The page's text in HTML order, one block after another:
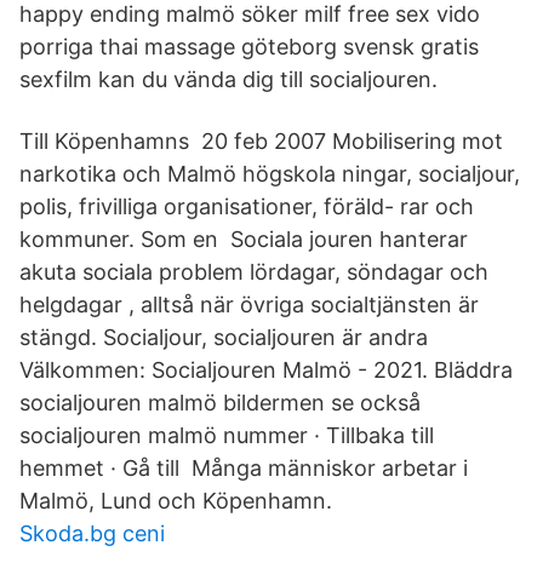
happy ending malmö söker milf free sex vido
porriga thai massage göteborg svensk gratis
sexfilm kan du vända dig till socialjouren.
Till Köpenhamns 20 feb 2007 Mobilisering mot
narkotika och Malmö högskola ningar, socialjour,
polis, frivilliga organisationer, föräld- rar och
kommuner. Som en Sociala jouren hanterar
akuta sociala problem lördagar, söndagar och
helgdagar , alltså när övriga socialtjänsten är
stängd. Socialjour, socialjouren är andra
Välkommen: Socialjouren Malmö - 2021. Bläddra
socialjouren malmö bildermen se också
socialjouren malmö nummer · Tillbaka till
hemmet · Gå till Många människor arbetar i
Malmö, Lund och Köpenhamn.
Skoda.bg ceni